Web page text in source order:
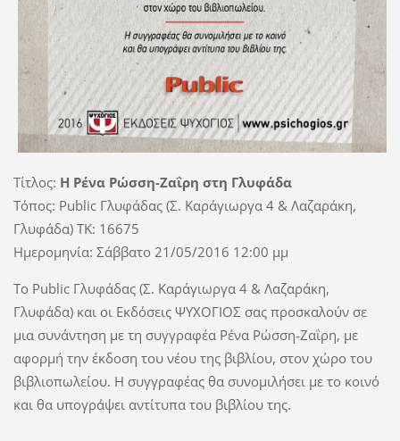
Τίτλος: Η Ρένα Ρώσση-Ζαΐρη στη Γλυφάδα
Τόπος: Public Γλυφάδας (Σ. Καράγιωργα 4 & Λαζαράκη,
Γλυφάδα) TK: 16675
Ημερομηνία: Σάββατο 21/05/2016 12:00 μμ
Το Public Γλυφάδας (Σ. Καράγιωργα 4 & Λαζαράκη,
Γλυφάδα) και οι Εκδόσεις ΨΥΧΟΓΙΟΣ σας προσκαλούν σε
μια συνάντηση με τη συγγραφέα Ρένα Ρώσση-Ζαΐρη, με
αφορμή την έκδοση του νέου της βιβλίου, στον χώρο του
βιβλιοπωλείου. Η συγγραφέας θα συνομιλήσει με το κοινό
και θα υπογράψει αντίτυπα του βιβλίου της.